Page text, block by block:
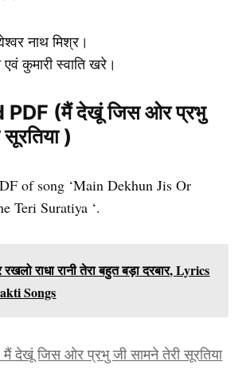
नाथ मिश्र।
कुमारी स्वाति खरे।
(मैं देखूं जिस ओर प्रभु
)
of song ‘Main Dekhun Jis Or
Teri Suratiya ‘.
राधा रानी तेरा बहुत बड़ा दरबार, Lyrics
Songs
देखूं जिस ओर प्रभु जी सामने तेरी सूरतिया